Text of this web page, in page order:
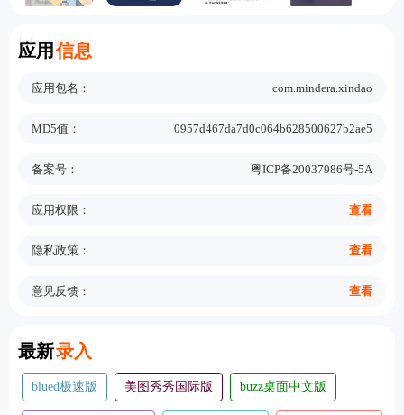
应用 信息
Information
应用包名： com.mindera.xindao
MD5值： 0957d467da7d0c064b628500627b2ae5
备案号： 粤ICP备20037986号-5A
应用权限： 查看
隐私政策： 查看
意见反馈： 查看
最新录入
New
灵动胶囊 熊熊漫画 简爱影视tv版本